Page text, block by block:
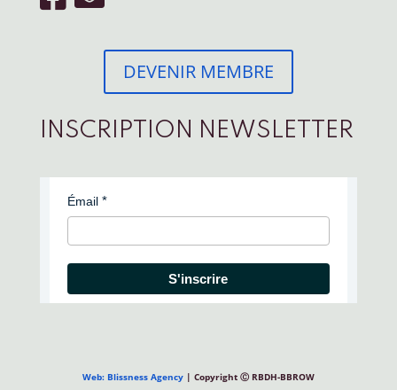
DEVENIR MEMBRE
INSCRIPTION NEWSLETTER
Émail
S'inscrire
Web: Blissness Agency| Copyright Ⓒ RBDH-BBROW